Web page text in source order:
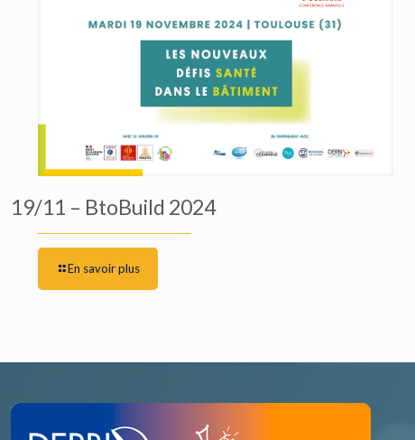
19/11 – BtoBuild 2024
En savoir plus